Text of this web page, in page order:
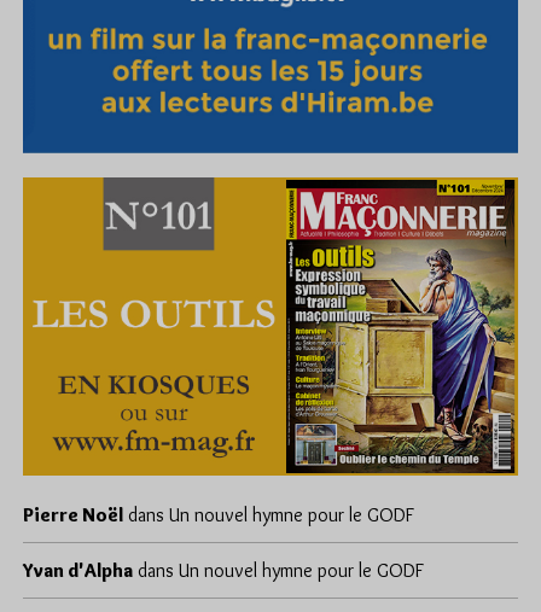
Pierre Noël dans Un nouvel hymne pour le GODF
Yvan d'Alpha dans Un nouvel hymne pour le GODF